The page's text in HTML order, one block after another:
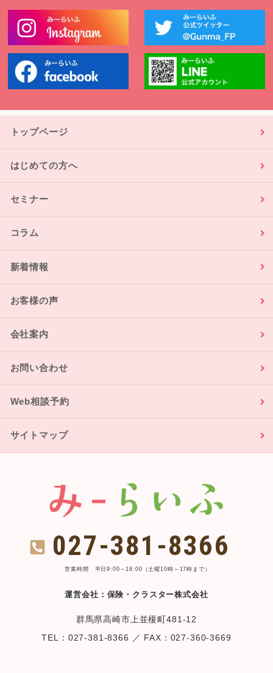
トップページ
はじめての方へ
セミナー
コラム
新着情報
お客様の声
会社案内
お問い合わせ
Web相談予約
サイトマップ
027-381-8366
営業時間 平日9:00～18:00（土曜10時～17時まで）
運営会社：保険・クラスター株式会社
群馬県高崎市上並榎町481-12
TEL：027-381-8366 ／ FAX：027-360-3669